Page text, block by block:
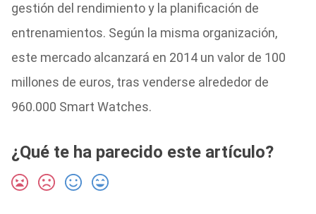
gestión del rendimiento y la planificación de
entrenamientos. Según la misma organización,
este mercado alcanzará en 2014 un valor de 100
millones de euros, tras venderse alrededor de
960.000 Smart Watches.
¿Qué te ha parecido este artículo?